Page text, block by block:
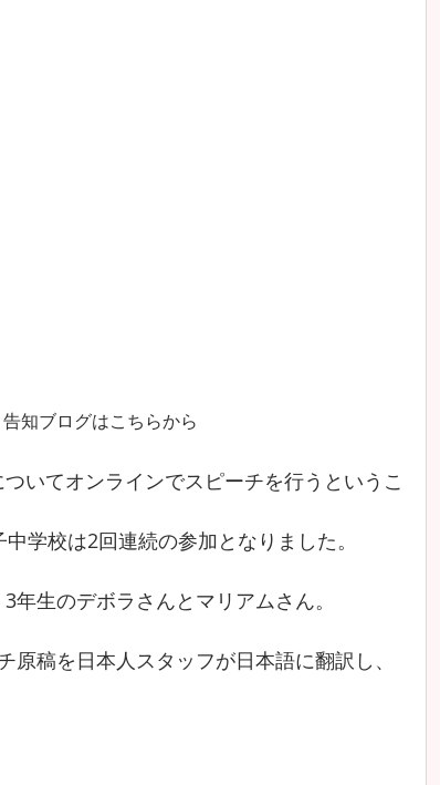
知ブログはこちらから
いてオンラインでスピーチを行うというこ
学校は2回連続の参加となりました。
生のデボラさんとマリアムさん。
稿を日本人スタッフが日本語に翻訳し、